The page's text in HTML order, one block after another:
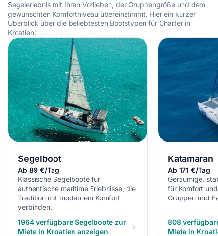
Segelerlebnis mit Ihren Vorlieben, der Gruppengröße und dem
gewünschten Komfortniveau übereinstimmt. Hier ein kurzer
Überblick über die beliebtesten Bootstypen für Charter in
Kroatien:
Segelboot
Ab 89 €/Tag
Klassische Segelboote für
authentische maritime Erlebnisse, die
Tradition mit modernem Komfort
verbinden.
1964 verfügbare Segelboote zur
Miete in Kroatien anzeigen
Katamaran
Ab 171 €/Tag
Geräumige,
für Komfort
Gruppen und
808
Miete in